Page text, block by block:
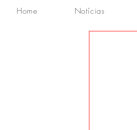
Home Notícias